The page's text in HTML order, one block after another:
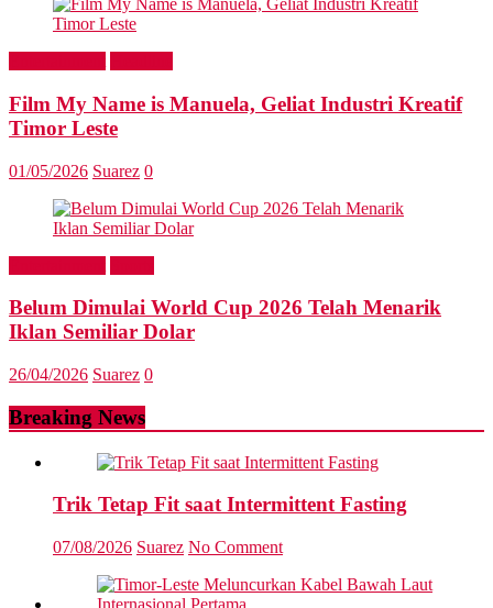
Film My Name is Manuela, Geliat Industri Kreatif
Timor Leste
01/05/2026 Suarez 0
Belum Dimulai World Cup 2026 Telah Menarik
Iklan Semiliar Dolar
26/04/2026 Suarez 0
Breaking News
Trik Tetap Fit saat Intermittent Fasting
07/08/2026 Suarez No Comment